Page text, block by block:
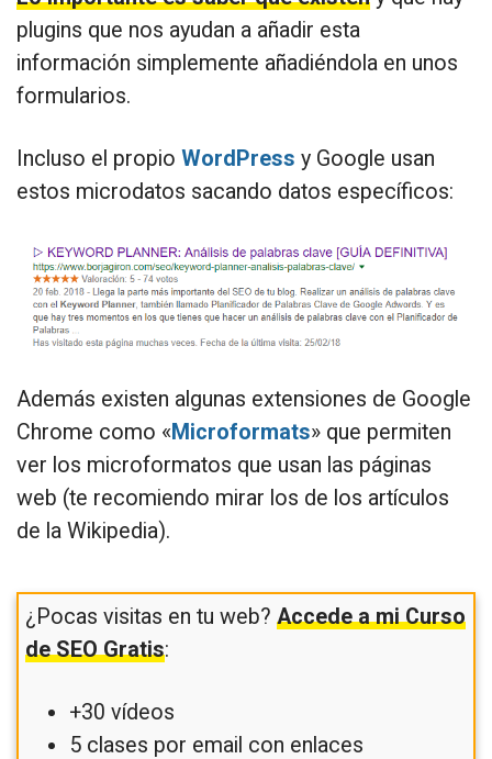
plugins que nos ayudan a añadir esta
información simplemente añadiéndola en unos
formularios.
Incluso el propio WordPress y Google usan
estos microdatos sacando datos específicos:
Además existen algunas extensiones de Google
Chrome como «Microformats» que permiten
ver los microformatos que usan las páginas
web (te recomiendo mirar los de los artículos
de la Wikipedia).
¿Pocas visitas en tu web? Accede a mi Curso
de SEO Gratis:
+30 vídeos
5 clases por email con enlaces